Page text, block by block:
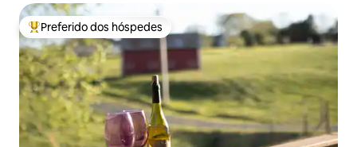
Entre os melhores preferidos dos hóspedes
Preferido dos hóspedes